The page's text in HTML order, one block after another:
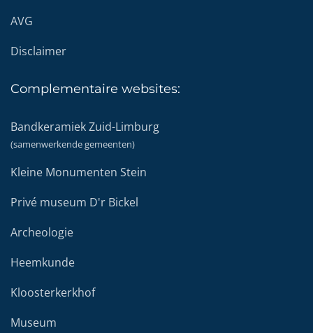
AVG
Disclaimer
Complementaire websites:
Bandkeramiek Zuid-Limburg
(samenwerkende gemeenten)
Kleine Monumenten Stein
Privé museum D'r Bickel
Archeologie
Heemkunde
Kloosterkerkhof
Museum